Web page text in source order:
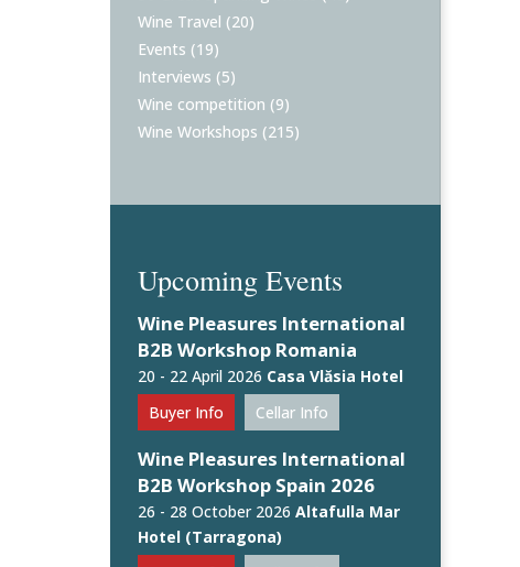
Wine Travel (20)
Events (19)
Interviews (5)
Wine competition (9)
Wine Workshops (215)
Upcoming Events
Wine Pleasures International
B2B Workshop Romania
20 - 22 April 2026 Casa Vlăsia Hotel
Buyer Info
Cellar Info
Wine Pleasures International
B2B Workshop Spain 2026
26 - 28 October 2026 Altafulla Mar
Hotel (Tarragona)